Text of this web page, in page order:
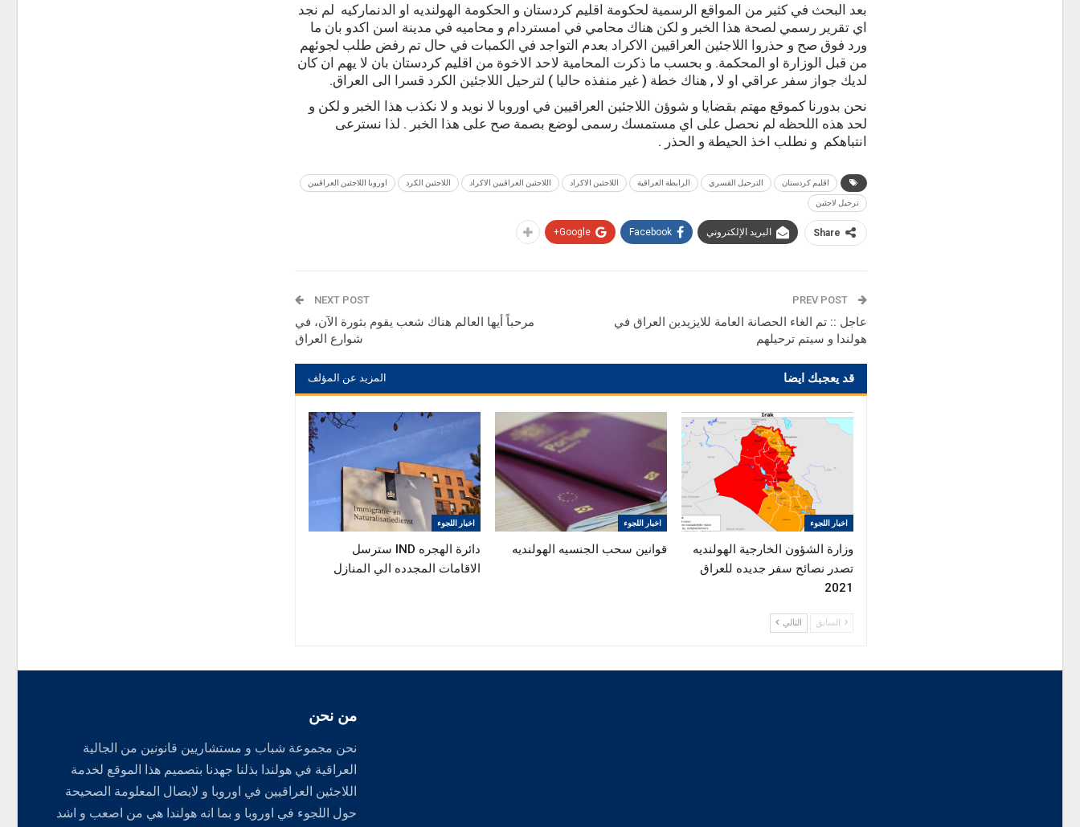
بعد البحث في كثير من المواقع الرسمية لحكومة اقليم كردستان و الحكومة الهولنديه او الدنماركيه لم نجد
اي تقرير رسمي لصحة هذا الخبر و لكن هناك محامي في امستردام و محاميه في مدينة اسن اكدو بان ما
ورد فوق صح و حذروا اللاجئين العراقيين الاكراد بعدم التواجد في الكمبات في حال تم رفض طلب لجوئهم
من قبل الوزارة او المحكمة. و بحسب ما ذكرت المحامية لاحد الاخوة من اقليم كردستان بان لا يهم ان كان
لديك جواز سفر عراقي او لا , هناك خطة ( غير منفذه حاليا ) لترحيل اللاجئين الكرد قسرا الى العراق.
نحن بدورنا كموقع مهتم بقضايا و شوؤن اللاجئين العراقيين في اوروبا لا نويد و لا نكذب هذا الخبر و لكن و
لحد هذه اللحظه لم نحصل على اي مستمسك رسمى لوضع بصمة صح على هذا الخبر . لذا نسترعى
انتباهكم و نطلب اخذ الحيطة و الحذر .
اقليم كردستان الترحيل القسري الرابطة العراقية اللاجئين الاكراد اللاجئين العراقيين الاكراد اللاجئين الكرد اوروبا اللاجئين العراقيين
ترحيل لاجئين
Share البريد الإلكتروني Facebook
Google+
عاجل :: تم الغاء الحصانة العامة للايزيدين العراق في
هولندا و سيتم ترحيلهم
NEXT POST
مرحباً أيها العالم هناك شعب يقوم بثورة الآن، في
شوارع العراق
قد يعجبك ايضا المزيد عن المؤلف
اخبار اللجوء
وزارة الشؤون الخارجية الهولنديه
تصدر نصائح سفر جديده للعراق
2021
اخبار اللجوء
قوانين سحب الجنسيه الهولنديه
اخبار اللجوء
دائرة الهجره IND سترسل
الاقامات المجدده الي المنازل
السابق التالي
من نحن
نحن مجموعة شباب و مستشاريين قانونين من الجالية
العراقية في هولندا بذلنا جهدنا بتصميم هذا الموقع لخدمة
اللاجئين العراقيين في اوروبا و لايصال المعلومة الصحيحة
حول اللجوء في اوروبا و بما انه هولندا هي من اصعب و اشد